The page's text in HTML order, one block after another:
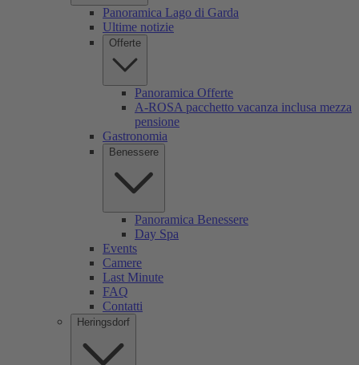
Panoramica Lago di Garda
Ultime notizie
Offerte
Panoramica Offerte
A-ROSA pacchetto vacanza inclusa mezza
pensione
Gastronomia
Benessere
Panoramica Benessere
Day Spa
Events
Camere
Last Minute
FAQ
Contatti
Heringsdorf